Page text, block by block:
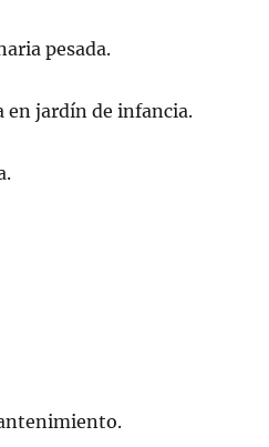
pesada.
en jardín de infancia.